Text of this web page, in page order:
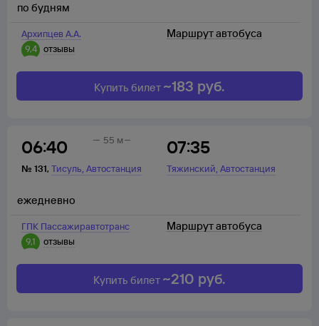
Архипцев А.А.
9,4 отзывы
по будням
Маршрут автобуса
Купить билет ~183 руб.
06:40
№ 131, Тисуль,Автостанция
07:35
Тяжинский,Автостанция
55 м
ГПК Пассажиравтотранс
9,1
отзывы
ежедневно
Маршрут автобуса
Купить билет ~210 руб.